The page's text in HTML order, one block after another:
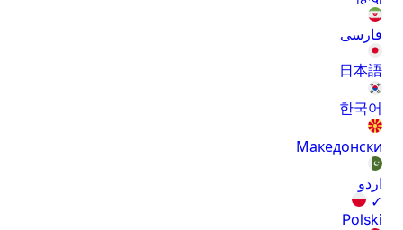
فارسی
日本語
한국어
Македонски
اردو
✓
Polski